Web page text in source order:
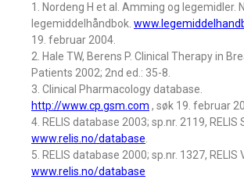
1. Nordeng H et al. Amming og legemidler.
legemiddelhåndbok.
19. februar 2004.
2. Hale TW, Berens P. Clinical Therapy in
Patients 2002; 2nd ed.: 35-8.
3. Clinical Pharmacology database.
http://www.cp.gsm.com , søk 19. februar
4. RELIS database 2003; sp.nr. 2119, RELIS
www.relis.no/database
5. RELIS database 2000; sp.nr. 1327, RELIS
www.relis.no/database